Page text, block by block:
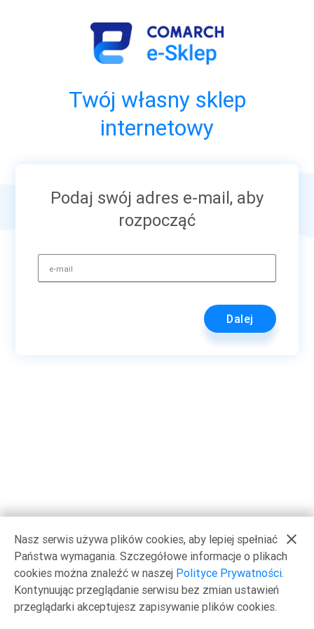
Twój własny sklep
internetowy
Podaj swój adres e-mail, aby
rozpocząć
e-mail
Dalej
© Copyright by Comarch S.A.
close
Nasz serwis używa plików cookies, aby lepiej spełniać
Państwa wymagania. Szczegółowe informacje o plikach
cookies można znaleźć w naszej Polityce Prywatności.
Kontynuując przeglądanie serwisu bez zmian ustawień
przeglądarki akceptujesz zapisywanie plików cookies.